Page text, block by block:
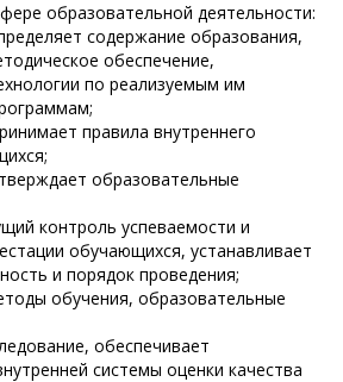
образовательной деятельности:
содержание образования,
обеспечение,
по реализуемым им
правила внутреннего
образовательные
контроль успеваемости и
обучающихся, устанавливает
и порядок проведения;
обучения, образовательные
обеспечивает
системы оценки качества